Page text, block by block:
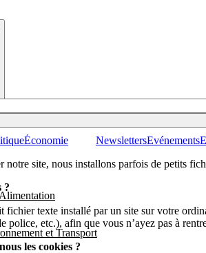
et Transport
Économie NewslettersEvénements
notre site, nous installons parfois de petits
?
fichier texte installé par un site sur votre
police, etc.), afin que vous n’ayez pas à
les cookies ?